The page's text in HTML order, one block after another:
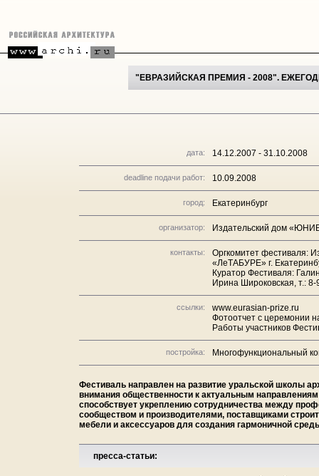
"ЕВРАЗИЙСКАЯ ПРЕМИЯ - 2008".
дата: 14.12.2007 - 31.10.2008
deadline подачи работ: 10.09.2008
город: Екатеринбург
организатор: Издательский дом
контакты:
Оргкомитет фестиваля:
«ЛеТАБУРЕ» г.
Куратор Фестиваля:
Ирина Широковская, т.:
ссылки:
www.eurasian-prize.ru
Фотоотчет с церемонии
Работы участников
постройка: Многофункциональный
Фестиваль направлен на развитие уральской школы
внимания общественности к актуальным
способствует укреплению сотрудничества между
сообществом и производителями, поставщиками
мебели и аксессуаров для создания гармоничной
пресса-статьи: